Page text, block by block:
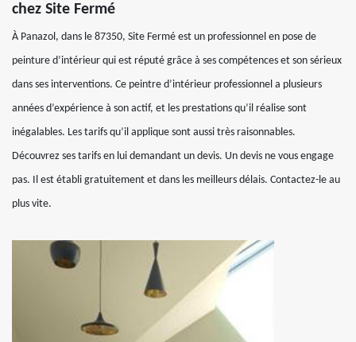
chez Site Fermé
À Panazol, dans le 87350, Site Fermé est un professionnel en pose de
peinture d’intérieur qui est réputé grâce à ses compétences et son sérieux
dans ses interventions. Ce peintre d’intérieur professionnel a plusieurs
années d’expérience à son actif, et les prestations qu’il réalise sont
inégalables. Les tarifs qu’il applique sont aussi très raisonnables.
Découvrez ses tarifs en lui demandant un devis. Un devis ne vous engage
pas. Il est établi gratuitement et dans les meilleurs délais. Contactez-le au
plus vite.